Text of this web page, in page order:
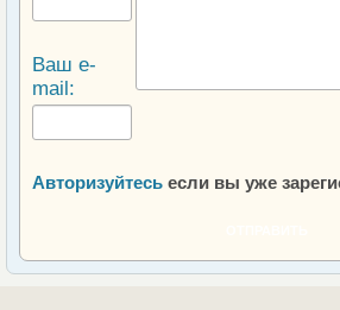
Ваш e-
mail:
Авторизуйтесь если вы уже